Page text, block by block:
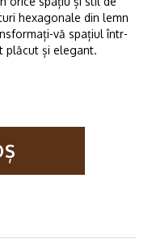
hexagonale din lemn
vă spațiul într-
plăcut și elegant.